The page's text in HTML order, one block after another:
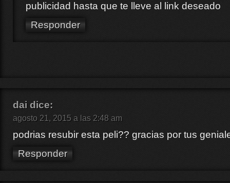
publicidad hasta que te lleve al link deseado
Responder
dai dice:
agosto 21, 2015 a las 2:48 am
podrias resubir esta peli?? gracias por tus
Responder